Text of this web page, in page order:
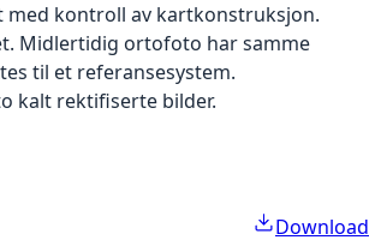
kontroll av kartkonstruksjon.
Midlertidig ortofoto har samme
til et referansesystem.
kalt rektifiserte bilder.
Download